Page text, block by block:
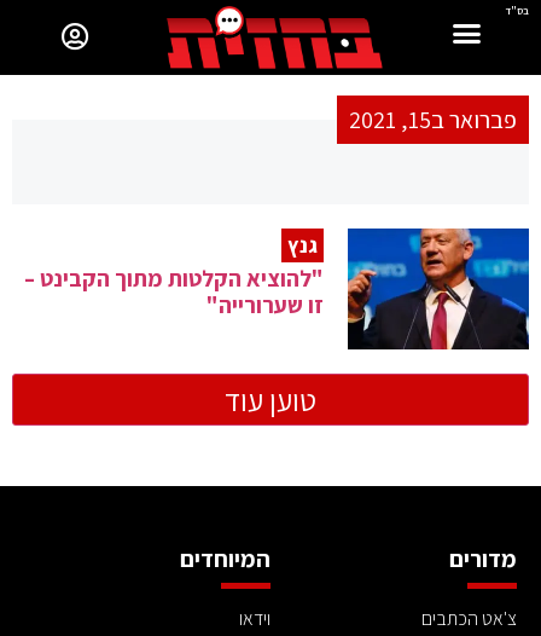
בס"ד
פברואר ב15, 2021
גנץ
"להוציא הקלטות מתוך הקבינט –
זו שערורייה"
טוען עוד
מדורים
צ'אט הכתבים
המיוחדים
וידאו